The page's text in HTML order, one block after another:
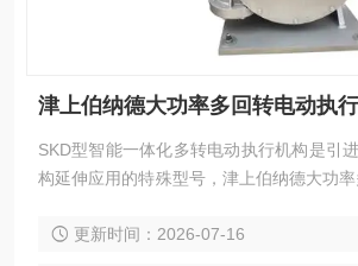
津上伯纳德大功率多回转电动执
SKD型智能一体化多转电动执行机构是引
构延伸应用的特殊型号，津上伯纳德大功率
更新时间：2026-07-16